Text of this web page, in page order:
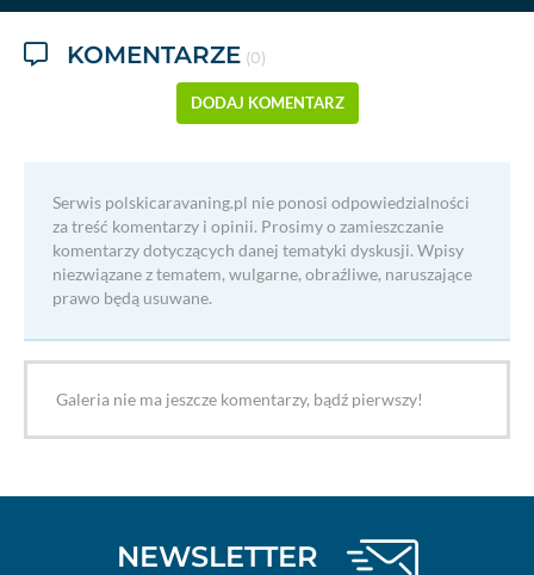
KOMENTARZE (0)
DODAJ KOMENTARZ
Serwis polskicaravaning.pl nie ponosi odpowiedzialności
za treść komentarzy i opinii. Prosimy o zamieszczanie
komentarzy dotyczących danej tematyki dyskusji. Wpisy
niezwiązane z tematem, wulgarne, obraźliwe, naruszające
prawo będą usuwane.
Galeria nie ma jeszcze komentarzy, bądź pierwszy!
NEWSLETTER